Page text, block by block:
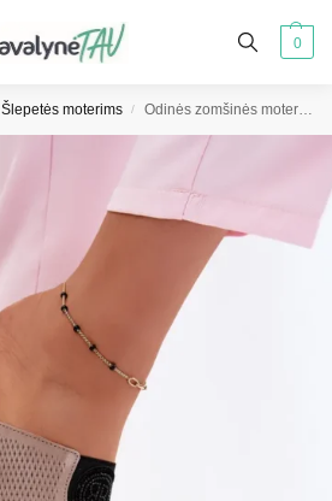
0
Šlepetės moterims / Odinės zomšinės moteriškos platforminės šlepetės tamsiai smėlio spalvos Fablee